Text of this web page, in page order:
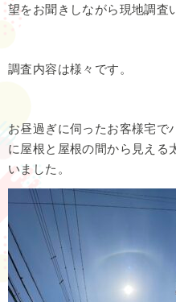
望をお聞きしながら現地調査
調査内容は様々です。
お昼過ぎに伺ったお客様宅で
に屋根と屋根の間から見える
いました。